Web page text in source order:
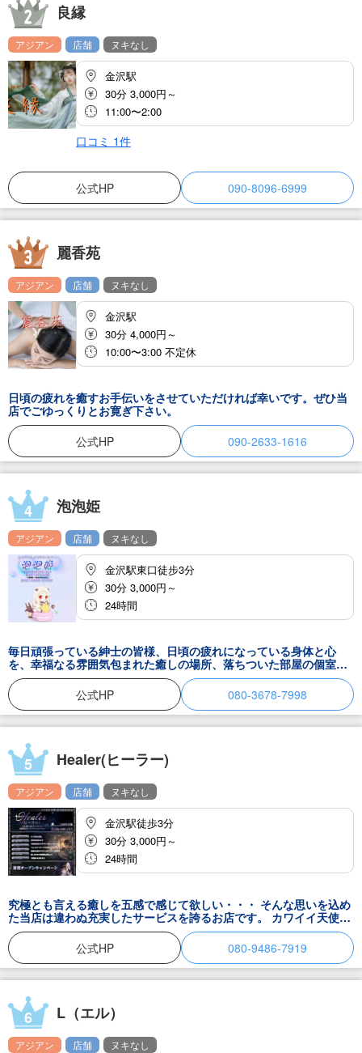
良縁
アジアン 店舗 ヌキなし
金沢駅
30分 3,000円～
11:00〜2:00
口コミ 1件
公式HP 090-8096-6999
麗香苑
アジアン 店舗 ヌキなし
金沢駅
30分 4,000円～
10:00〜3:00 不定休
日頃の疲れを癒すお手伝いをさせていただければ幸いです。ぜひ当
店でごゆっくりとお寛ぎ下さい。
公式HP
090-2633-1616
4 泡泡姫
アジアン 店舗 ヌキなし
金沢駅東口徒步3分
30分 3,000円～
24時間
毎日頑張っている紳士の皆様、日頃の疲れになっている身体と心
を、幸福なる雰囲気包まれた癒しの場所、落ちついた部屋の個室で
可愛いセラピスト達がお待ちしております。当店のセラピストは若
く容姿端麗にこだわりました、まるで蜜のように甘く幸せな空間で
ゆったりとした時間をお過ごし下さい。
公式HP 080-3678-7998
5 Healer(ヒーラー)
アジアン 店舗 ヌキなし
金沢駅徒歩3分
30分 3,000円～
24時間
究極とも言える癒しを五感で感じて欲しい・・・ そんな思いを込め
た当店は違わぬ充実したサービスを誇るお店です。 カワイイ天使達
のキメの細かな行き届いたサービスに加え、 アナタの健康だけでな
く、心の癒しまで追求しちゃいます。 素敵な出逢いと癒し、愛を込
めてお届けしていきますね！
公式HP 080-9486-7919
6 L（エル）
アジアン 店舗 ヌキなし